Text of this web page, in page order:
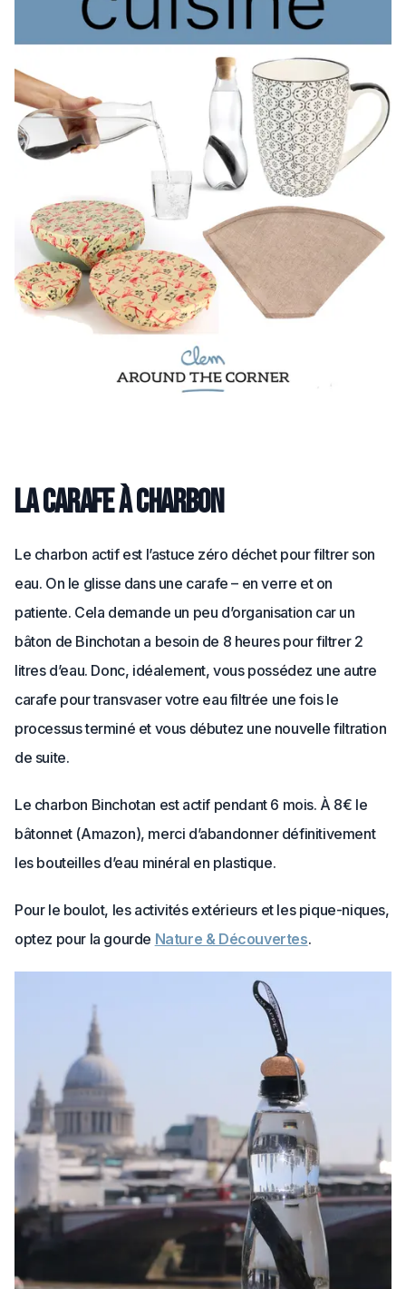
La carafe à charbon
Le charbon actif est l’astuce zéro déchet pour filtrer son
eau. On le glisse dans une carafe – en verre et on
patiente. Cela demande un peu d’organisation car un
bâton de Binchotan a besoin de 8 heures pour filtrer 2
litres d’eau. Donc, idéalement, vous possédez une autre
carafe pour transvaser votre eau filtrée une fois le
processus terminé et vous débutez une nouvelle filtration
de suite.
Le charbon Binchotan est actif pendant 6 mois. À 8€ le
bâtonnet (Amazon), merci d’abandonner définitivement
les bouteilles d’eau minéral en plastique.
Pour le boulot, les activités extérieurs et les pique-niques,
optez pour la gourde Nature & Découvertes.